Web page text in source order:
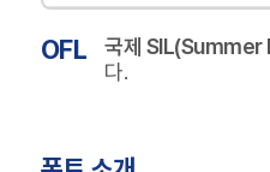
OFL 국제
다.